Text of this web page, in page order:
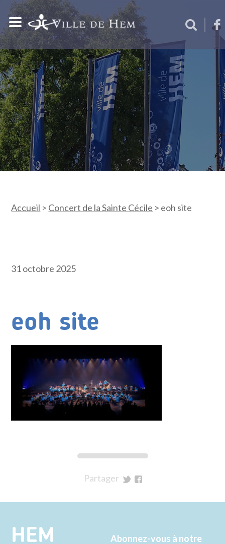
Accueil > Concert de la Sainte Cécile > eoh site
31 octobre 2025
eoh site
Partager
Twitter
Facebook
HEM
Abonnez-vous à notre